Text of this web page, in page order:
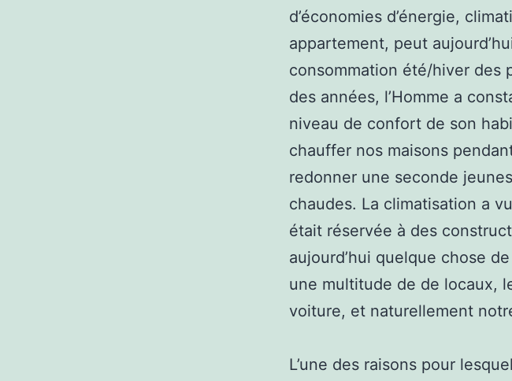
d’économies d’énergie,
appartement, peut
consommation été/hiver des
des années, l’Homme a
niveau de confort de son
chauffer nos maisons
redonner une seconde
chaudes. La climatisation a
était réservée à des
aujourd’hui quelque chose
une multitude de de locaux,
voiture, et naturellement
L’une des raisons pour